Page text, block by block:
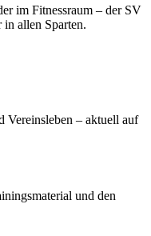
im Fitnessraum – der SV
in allen Sparten.
Vereinsleben – aktuell auf
und den